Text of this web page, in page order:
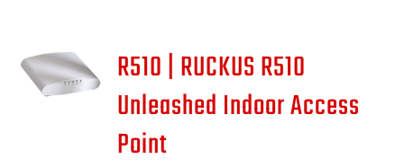
R510 | RUCKUS R510
Unleashed Indoor Access
Point